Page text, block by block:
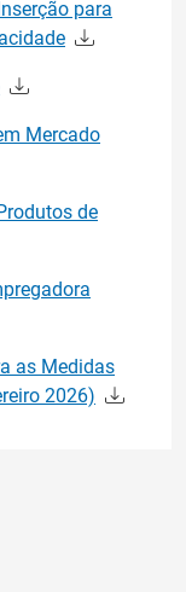
para
Mercado
de
as Medidas
2026)